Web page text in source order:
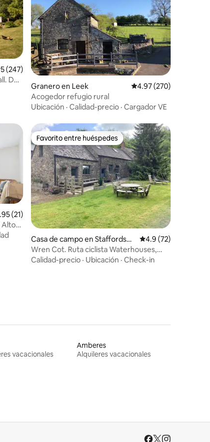
promedio: 5 de 5, 247 reseñas
5 (247)
De
Granero en Leek Calificación promedio:
4.97 (270)
Acogedor refugio rural
Ubicación · Calidad-precio · Cargador VE
promedio: 4.95 de 5, 21 reseñas
(21)
Alton
Favorito entre huéspedes
Favorito entre huéspedes
Casa de campo en Staffordshir
e
Calificación
4.9 (72)
Wren Cot. Ruta ciclista Waterhouses,
Distrito de los Picos
Calidad-precio · Ubicación · Check-in
vacacionales
Amberes
Alquileres vacacionales